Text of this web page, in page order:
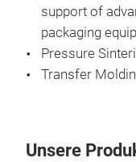
support of
packaging
Pressure
Transfer
Unsere